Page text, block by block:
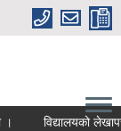
विद्यालयको